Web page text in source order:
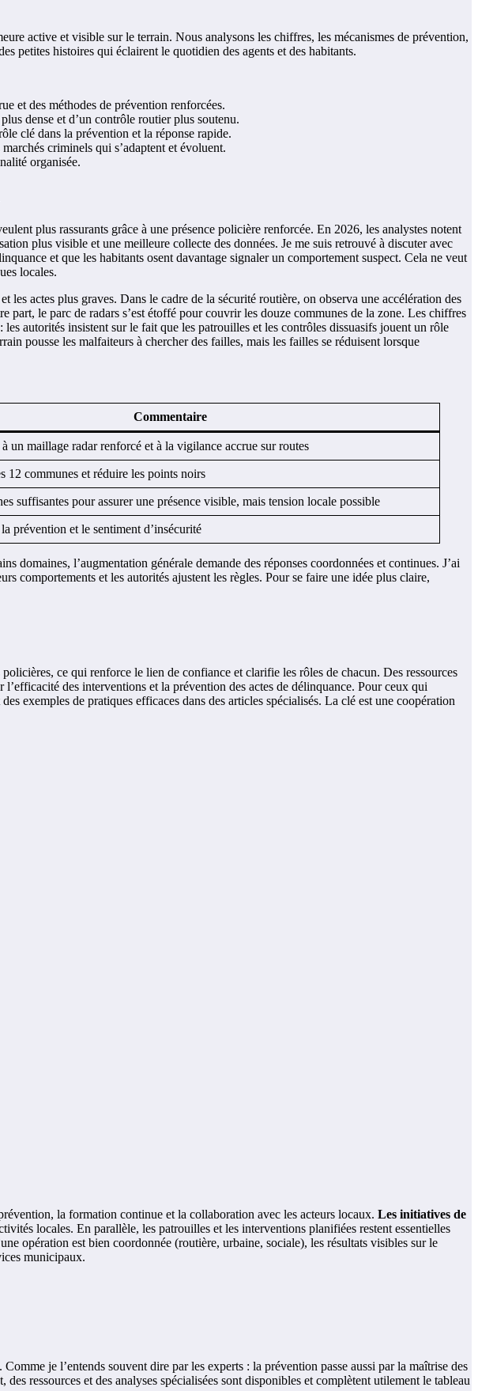
active et visible sur le terrain. Nous analysons les chiffres, les mécanismes de prévention,
petites histoires qui éclairent le quotidien des agents et des habitants.
et des méthodes de prévention renforcées.
dense et d’un contrôle routier plus soutenu.
clé dans la prévention et la réponse rapide.
criminels qui s’adaptent et évoluent.
organisée.
plus rassurants grâce à une présence policière renforcée. En 2026, les analystes notent
plus visible et une meilleure collecte des données. Je me suis retrouvé à discuter avec
et que les habitants osent davantage signaler un comportement suspect. Cela ne veut
locales.
actes plus graves. Dans le cadre de la sécurité routière, on observa une accélération des
part, le parc de radars s’est étoffé pour couvrir les douze communes de la zone. Les chiffres
autorités insistent sur le fait que les patrouilles et les contrôles dissuasifs jouent un rôle
pousse les malfaiteurs à chercher des failles, mais les failles se réduisent lorsque
Commentaire
un maillage radar renforcé et à la vigilance accrue sur routes
12 communes et réduire les points noirs
suffisantes pour assurer une présence visible, mais tension locale possible
prévention et le sentiment d’insécurité
l’augmentation générale demande des réponses coordonnées et continues. J’ai
comportements et les autorités ajustent les règles. Pour se faire une idée plus claire,
ce qui renforce le lien de confiance et clarifie les rôles de chacun. Des ressources
des interventions et la prévention des actes de délinquance. Pour ceux qui
exemples de pratiques efficaces dans des articles spécialisés. La clé est une coopération
la formation continue et la collaboration avec les acteurs locaux. Les initiatives de
locales. En parallèle, les patrouilles et les interventions planifiées restent essentielles
opération est bien coordonnée (routière, urbaine, sociale), les résultats visibles sur le
municipaux.
je l’entends souvent dire par les experts : la prévention passe aussi par la maîtrise des
ressources et des analyses spécialisées sont disponibles et complètent utilement le tableau